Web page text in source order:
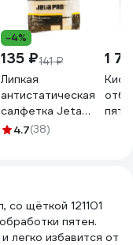
-4%
135 ₽141 ₽
Липкая
антистатическая
салфетка Jeta
PRO 5850100
4.7(38)
1
со щёткой 121101
пятен.
легко избавится от